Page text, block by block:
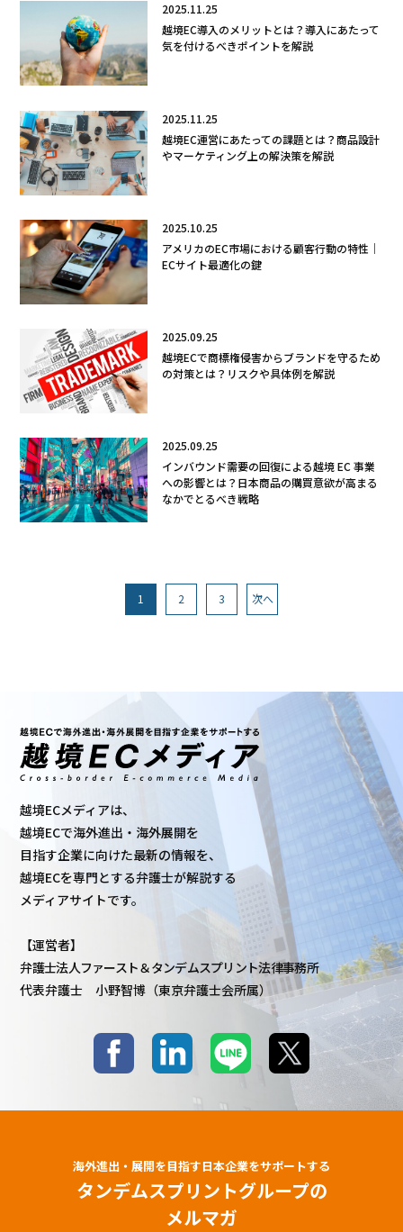
2025.11.25
越境EC導入のメリットとは？導入にあたって
気を付けるべきポイントを解説
2025.11.25
越境EC運営にあたっての課題とは？商品設計
やマーケティング上の解決策を解説
2025.10.25
アメリカのEC市場における顧客行動の特性｜
ECサイト最適化の鍵
2025.09.25
越境ECで商標権侵害からブランドを守るため
の対策とは？リスクや具体例を解説
2025.09.25
インバウンド需要の回復による越境 EC 事業
への影響とは？日本商品の購買意欲が高まる
なかでとるべき戦略
1 2 3 次へ
越境ECメディアは、
越境ECで海外進出・海外展開を
目指す企業に向けた最新の情報を、
越境ECを専門とする弁護士が解説する
メディアサイトです。
【運営者】
弁護士法人ファースト＆タンデムスプリント法律事務所
代表弁護士 小野智博（東京弁護士会所属）
海外進出・展開を目指す日本企業をサポートする
タンデムスプリントグループの
メルマガ